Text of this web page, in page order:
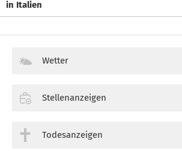
in Italien
Wetter
Stellenanzeigen
Todesanzeigen